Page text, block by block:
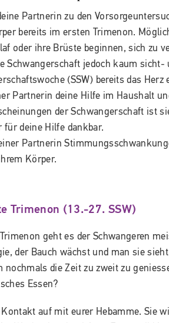
Partnerin zu den
bereits im ersten Trimenon.
oder ihre Brüste beginnen, sich zu
Schwangerschaft jedoch kaum
(SSW) bereits das
Partnerin deine Hilfe im Haushalt
der Schwangerschaft ist
für deine Hilfe dankbar.
Partnerin
Körper.
Trimenon (13.-27. SSW)
geht es der Schwangeren
der Bauch wächst und man sie
nochmals die Zeit zu zweit zu
Essen?
auf mit eurer Hebamme. Sie